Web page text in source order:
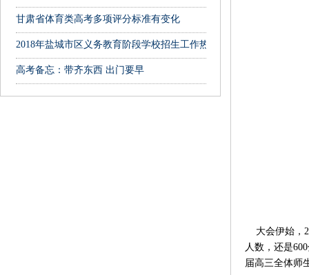
甘肃省体育类高考多项评分标准有变化
2018年盐城市区义务教育阶段学校招生工作热点问题解读
高考备忘：带齐东西 出门要早
大会伊始，
人数，还是
届高三全体师